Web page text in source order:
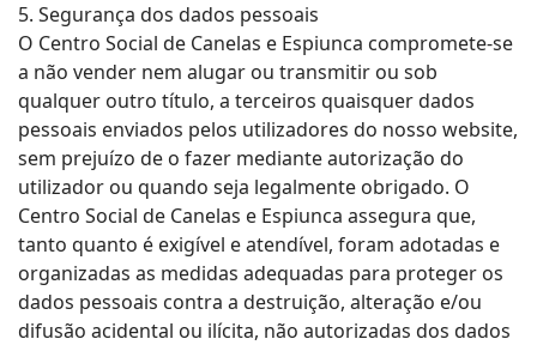
5. Segurança dos dados pessoais
O Centro Social de Canelas e Espiunca compromete-se
a não vender nem alugar ou transmitir ou sob
qualquer outro título, a terceiros quaisquer dados
pessoais enviados pelos utilizadores do nosso website,
sem prejuízo de o fazer mediante autorização do
utilizador ou quando seja legalmente obrigado. O
Centro Social de Canelas e Espiunca assegura que,
tanto quanto é exigível e atendível, foram adotadas e
organizadas as medidas adequadas para proteger os
dados pessoais contra a destruição, alteração e/ou
difusão acidental ou ilícita, não autorizadas dos dados